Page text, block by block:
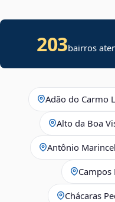
203bairros
Adão do Carmo
Alto da Boa
Antônio
Campos
Chácaras